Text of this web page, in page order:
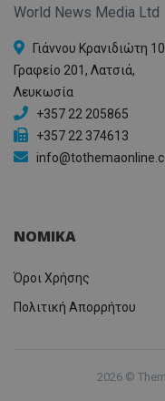
World News Media Ltd
Γιάννου Κρανιδιώτη
Γραφείο 201, Λατσιά,
Λευκωσία
+357 22 205865
+357 22 374613
ΝΟΜΙΚΑ
Όροι Χρήσης
Πολιτική Απορρήτου
2026 ©